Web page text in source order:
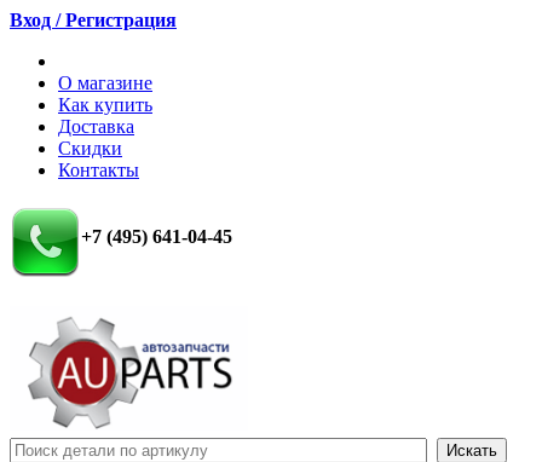
Вход / Регистрация
О магазине
Как купить
Доставка
Скидки
Контакты
+7 (495) 641-04-45